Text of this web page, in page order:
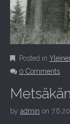
Posted in
0 Comments
by admin on